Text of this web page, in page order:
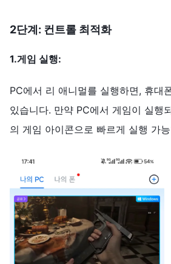
2단계: 컨트롤 최적화
1.게임 실행:
PC에서 리 애니멀를 실행하면, 휴대
있습니다. 만약 PC에서 게임이 실행
의 게임 아이콘으로 빠르게 실행 가